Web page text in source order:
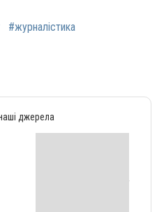
#журналістика
джерела